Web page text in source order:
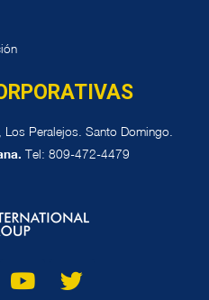
Peralejos. Santo Domingo.
Tel: 809-472-4479